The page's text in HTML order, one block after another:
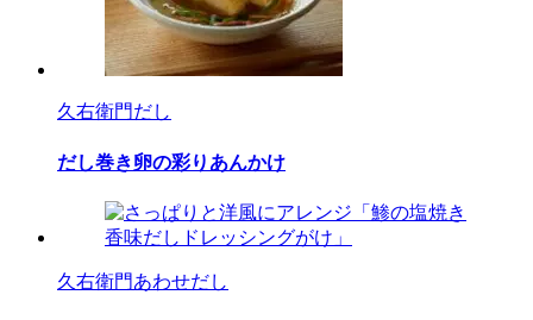
久右衛門だし
だし巻き卵の彩りあんかけ
久右衛門あわせだし